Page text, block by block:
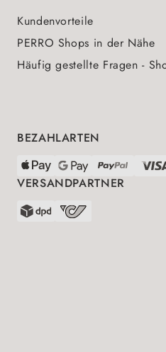
Kundenvorteile
PERRO Shops in der Nähe
Häufig gestellte Fragen -
BEZAHLARTEN
VERSANDPARTNER